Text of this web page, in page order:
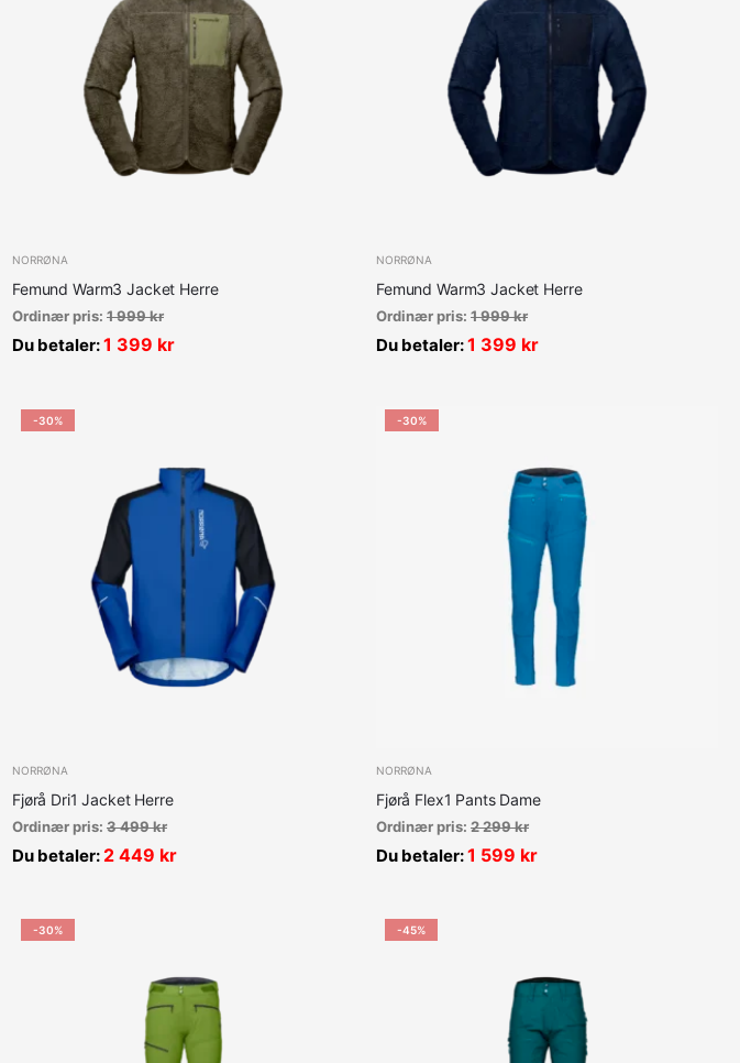
NORRØNA
Femund Warm3 Jacket Herre
Ordinær pris: 1 999kr
Du betaler:1 399 kr
NORRØNA
Femund Warm3 Jacket Herre
Ordinær pris: 1 999kr
Du betaler:1 399 kr
-30%
NORRØNA
Fjørå Dri1 Jacket Herre
Ordinær pris: 3 499kr
Du betaler: 2 449 kr
-30%
NORRØNA
Fjørå Flex1 Pants Dame
Ordinær pris: 2 299kr
Du betaler:1 599 kr
-30% -45%